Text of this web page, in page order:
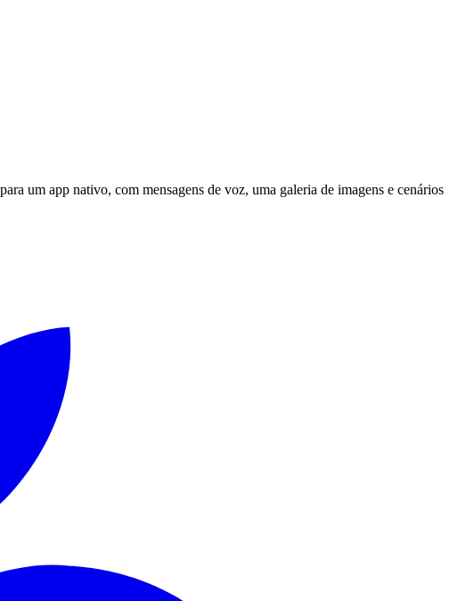
um app nativo, com mensagens de voz, uma galeria de imagens e cenários